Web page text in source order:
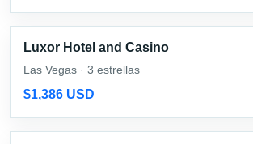
Luxor Hotel and Casino
Las Vegas · 3 estrellas
$1,386 USD